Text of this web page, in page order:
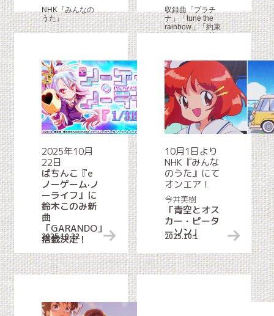
NHK『みんなの
うた』
収録曲「プラチ
ナ」「tune the
rainbow」「約束
はいらない」他
2025.10.22 タイアップ情報
2025年10月
22日
ぱちんこ『e
ノーゲーム·ノ
ーライフ』に
鈴木このみ新
曲
「GARANDO」
搭載決定！
2025.10.1
10月1日より
NHK『みんな
のうた』にて
オンエア！
今井美樹
「青空とオス
カー・ピータ
ーソン」